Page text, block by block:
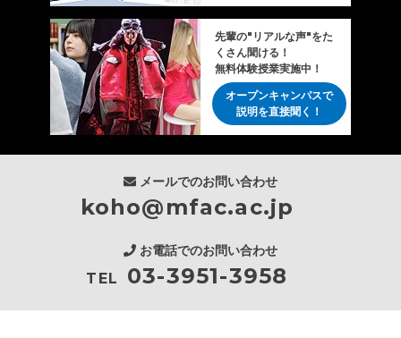
先輩の"リアルな声"をた
くさん聞ける！
無料体験授業実施中！
オープンキャンパスで
説明を直接聞く！
メールでのお問い合わせ
koho@mfac.ac.jp
お電話でのお問い合わせ
TEL 03-3951-3958